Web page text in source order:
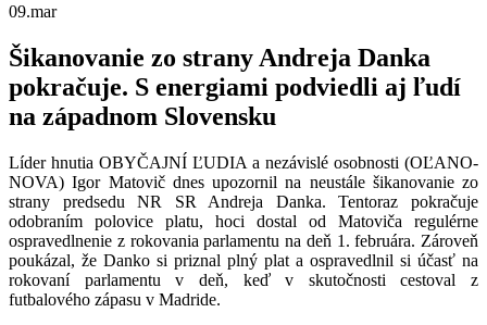
09.mar
Šikanovanie zo strany Andreja Danka
pokračuje. S energiami podviedli aj ľudí
na západnom Slovensku
Líder hnutia OBYČAJNÍ ĽUDIA a nezávislé osobnosti (OĽANO-
NOVA) Igor Matovič dnes upozornil na neustále šikanovanie zo
strany predsedu NR SR Andreja Danka. Tentoraz pokračuje
odobraním polovice platu, hoci dostal od Matoviča regulérne
ospravedlnenie z rokovania parlamentu na deň 1. februára. Zároveň
poukázal, že Danko si priznal plný plat a ospravedlnil si účasť na
rokovaní parlamentu v deň, keď v skutočnosti cestoval z
futbalového zápasu v Madride.